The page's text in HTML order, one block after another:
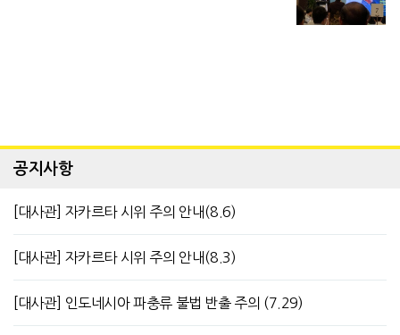
공지사항
[대사관] 자카르타 시위 주의 안내(8.6)
[대사관] 자카르타 시위 주의 안내(8.3)
[대사관] 인도네시아 파충류 불법 반출 주의 (7.29)